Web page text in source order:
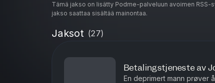
klassik...
Tämä jakso on lisätty Podme-palveluun avoimen
jakso saattaa sisältää mainontaa.
Jaksot (27)
Betalingstjeneste av
En deprimert mann prøver